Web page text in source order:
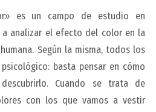
es un campo de estudio en
analizar el efecto del color en la
Según la misma, todos los
basta pensar en cómo
Cuando se trata de
con los que vamos a vestir